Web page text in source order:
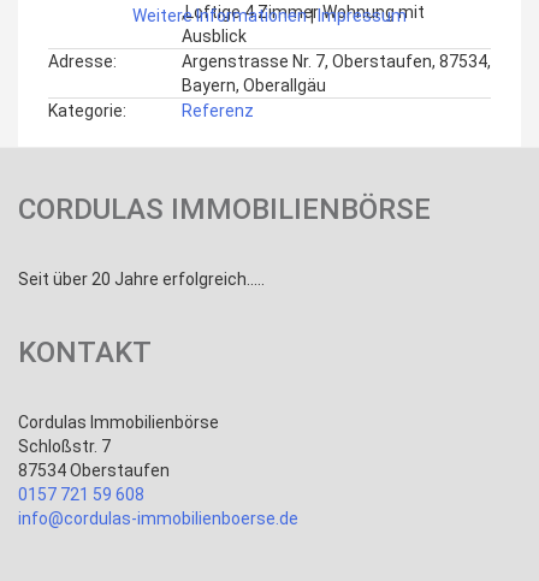
,Loftige 4 Zimmer Wohnung mit
Ausblick
Adresse:
Argenstrasse Nr. 7, Oberstaufen, 87534,
Bayern, Oberallgäu
Kategorie:
Referenz
CORDULAS IMMOBILIENBÖRSE
Seit über 20 Jahre erfolgreich.....
KONTAKT
Cordulas Immobilienbörse
Schloßstr. 7
87534 Oberstaufen
0157 721 59 608
info@cordulas-immobilienboerse.de
Weitere Informationen|Impressum